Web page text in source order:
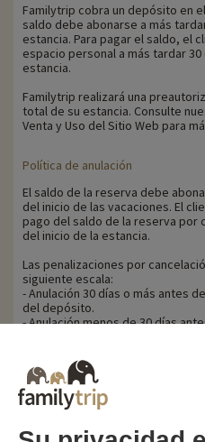
Familytrip cobra un depósito en
saldo debe abonarse a más
estancia. Para pagar el saldo, el
espacio personal a más tardar
estancia.
Familytrip realizará una
total de su estancia. Consulte
Venta y Uso del Sitio Web para
Política de anulación
El saldo de la reserva debe
del inicio de las vacaciones. El
pago del saldo de la reserva por
del inicio de la estancia.
Las penalizaciones por
siguiente escala:
- Anulación 30 días o más antes
del depósito.
- Anulación menos de 30 días
Familytrip le recomienda
socio AREAS Assurances.
o en las 24 horas siguientes por